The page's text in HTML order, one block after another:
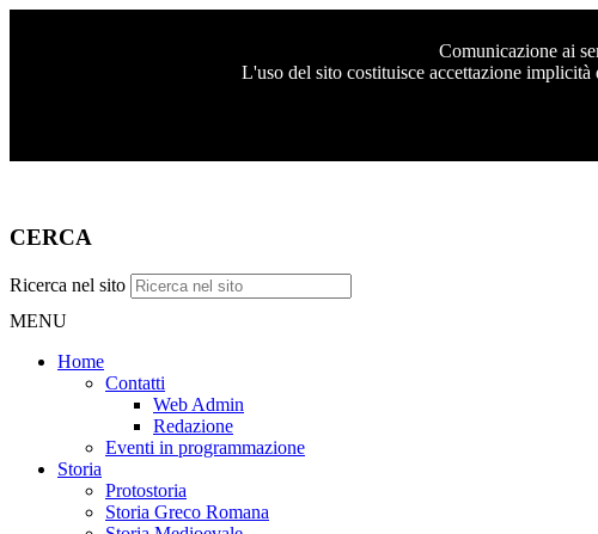
Comunicazione ai
L'uso del sito costituisce accettazione
CERCA
Ricerca nel sito
MENU
Home
Contatti
Web Admin
Redazione
Eventi in programmazione
Storia
Protostoria
Storia Greco Romana